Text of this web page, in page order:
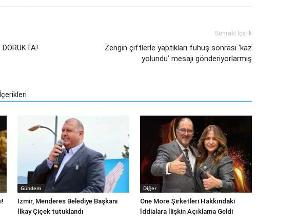
DORUKTA!
Sonraki İçerik
Zengin çiftlerle yaptıkları fuhuş sonrası ‘kaz
yolundu’ mesajı gönderiyorlarmış
Gündem
İzmir, Menderes Belediye Başkanı
İlkay Çiçek tutuklandı
Diğer
One More Şirketleri Hakkındaki
İddialara İlişkin Açıklama Geldi